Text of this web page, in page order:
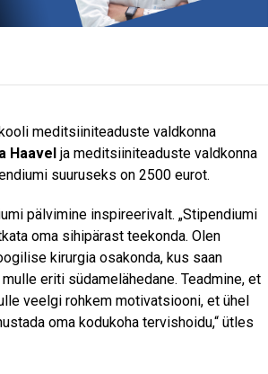
meditsiiniteaduste valdkonna
Haavel ja meditsiiniteaduste valdkonna
suuruseks on 2500 eurot.
pälvimine inspireerivalt. „Stipendiumi
oma sihipärast teekonda. Olen
kirurgia osakonda, kus saan
eriti südamelähedane. Teadmine, et
veelgi rohkem motivatsiooni, et ühel
oma kodukoha tervishoidu,“ ütles